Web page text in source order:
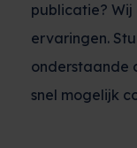
publicatie? Wij
ervaringen.
onderstaande
snel mogelijk